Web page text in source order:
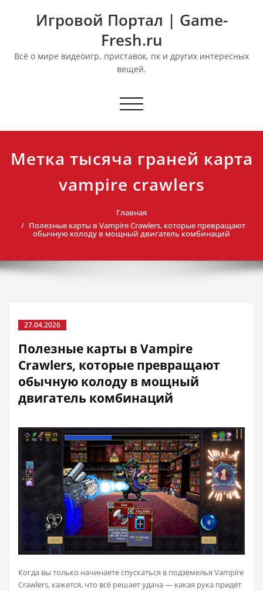
Игровой Портал | Game-
Fresh.ru
Всё о мире видеоигр, приставок, пк и других интересных
вещей.
Переключить
Метка тысяча граней карта
vampire crawlers
Главная
Полезные карты в Vampire Crawlers, которые превращают
обычную колоду в мощный двигатель комбинаций
27.04.2026
Полезные карты в Vampire
Crawlers, которые превращают
обычную колоду в мощный
двигатель комбинаций
Когда вы только начинаете спускаться в подземелья Vampire
Crawlers, кажется, что всё решает удача — какая рука придёт